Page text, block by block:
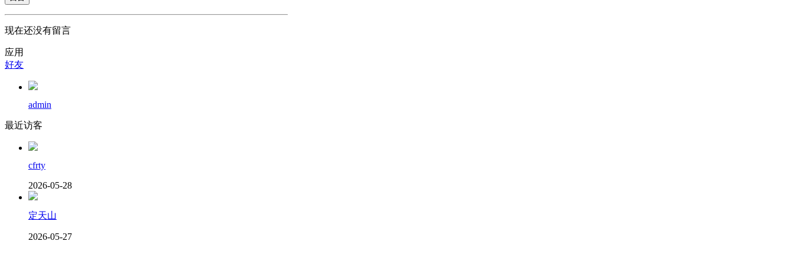
现在还没有留言
应用
好友
admin
最近访客
cfrty
2026-05-28
定天山
2026-05-27